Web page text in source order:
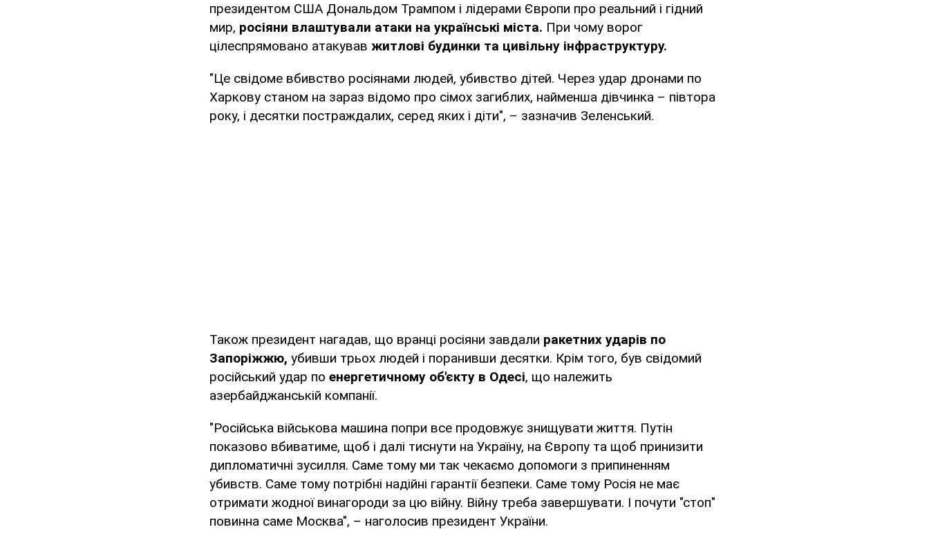
президентом США Дональдом Трампом і лідерами Європи про реальний і гідний
мир, росіяни влаштували атаки на українські міста. При чому ворог
цілеспрямовано атакував житлові будинки та цивільну інфраструктуру.
"Це свідоме вбивство росіянами людей, убивство дітей. Через удар дронами по
Харкову станом на зараз відомо про сімох загиблих, найменша дівчинка – півтора
року, і десятки постраждалих, серед яких і діти", – зазначив Зеленський.
Також президент нагадав, що вранці росіяни завдали ракетних ударів по
Запоріжжю, убивши трьох людей і поранивши десятки. Крім того, був свідомий
російський удар по енергетичному об'єкту в Одесі, що належить
азербайджанській компанії.
"Російська військова машина попри все продовжує знищувати життя. Путін
показово вбиватиме, щоб і далі тиснути на Україну, на Європу та щоб принизити
дипломатичні зусилля. Саме тому ми так чекаємо допомоги з припиненням
убивств. Саме тому потрібні надійні гарантії безпеки. Саме тому Росія не має
отримати жодної винагороди за цю війну. Війну треба завершувати. І почути "стоп"
повинна саме Москва", – наголосив президент України.